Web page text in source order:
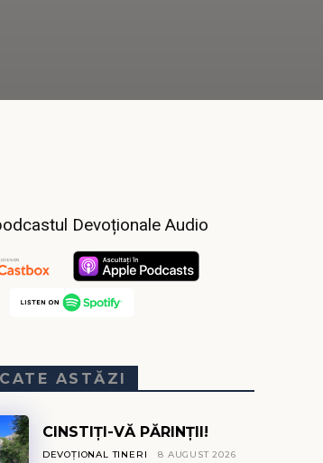
Devoționale Audio
ASTĂZI
CINSTIȚI-VĂ PĂRINȚII!
DEVOȚIONAL TINERI 8 AUGUST 2026